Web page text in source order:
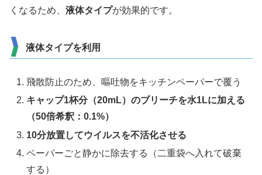
くなるため、 液体タイプが効果的です。
液体タイプを利用
飛散防止のため、嘔吐物をキッチンペーパーで覆う
キャップ1杯分（20mL）のブリーチを水1Lに加える
（50倍希釈：0.1%）
10分放置してウイルスを不活化させる
ペーパーごと静かに除去する（二重袋へ入れて破棄
する）